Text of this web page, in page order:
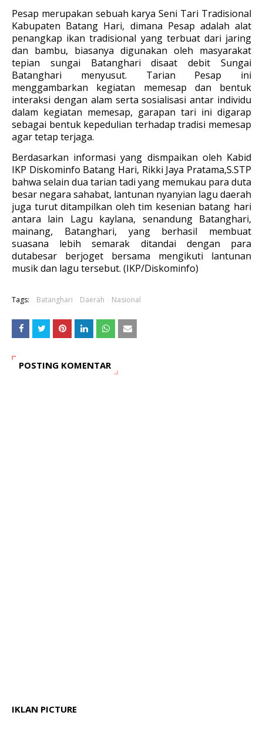
Pesap merupakan sebuah karya Seni Tari Tradisional
Kabupaten Batang Hari, dimana Pesap adalah alat
penangkap ikan tradisional yang terbuat dari jaring
dan bambu, biasanya digunakan oleh masyarakat
tepian sungai Batanghari disaat debit Sungai
Batanghari menyusut. Tarian Pesap ini
menggambarkan kegiatan memesap dan bentuk
interaksi dengan alam serta sosialisasi antar individu
dalam kegiatan memesap, garapan tari ini digarap
sebagai bentuk kepedulian terhadap tradisi memesap
agar tetap terjaga.
Berdasarkan informasi yang dismpaikan oleh Kabid
IKP Diskominfo Batang Hari, Rikki Jaya Pratama,S.STP
bahwa selain dua tarian tadi yang memukau para duta
besar negara sahabat, lantunan nyanyian lagu daerah
juga turut ditampilkan oleh tim kesenian batang hari
antara lain Lagu kaylana, senandung Batanghari,
mainang, Batanghari, yang berhasil membuat
suasana lebih semarak ditandai dengan para
dutabesar berjoget bersama mengikuti lantunan
musik dan lagu tersebut. (IKP/Diskominfo)
Tags: Batanghari Daerah Nasional
POSTING KOMENTAR
IKLAN PICTURE